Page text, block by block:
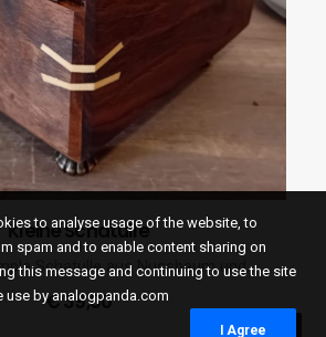
IN DEN WARENKORB
Kleine Schatulle
Schatulle aus Nussbaum und…
€39,00
to analyse usage of the website, to
spam and to enable content sharing on
this message and continuing to use the site
by analogpanda.com
I Agree